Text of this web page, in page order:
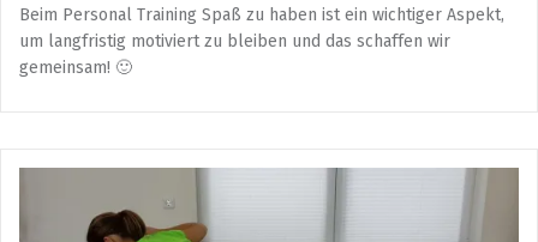
Beim Personal Training Spaß zu haben ist ein wichtiger Aspekt,
um langfristig motiviert zu bleiben und das schaffen wir
gemeinsam! 🙂